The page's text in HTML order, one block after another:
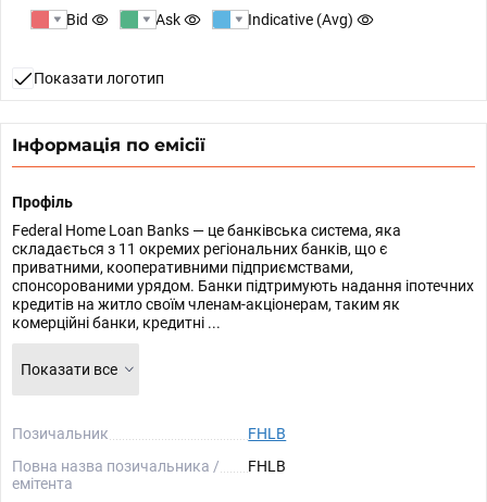
Bid Ask Indicative (Avg)
Показати логотип
Інформація по емісії
Профіль
Federal Home Loan Banks — це банківська система, яка
складається з 11 окремих регіональних банків, що є
приватними, кооперативними підприємствами,
спонсорованими урядом. Банки підтримують надання іпотечних
кредитів на житло своїм членам-акціонерам, таким як
комерційні банки, кредитні ...
Показати все
Позичальник
FHLB
Повна назва позичальника /
емітента
FHLB